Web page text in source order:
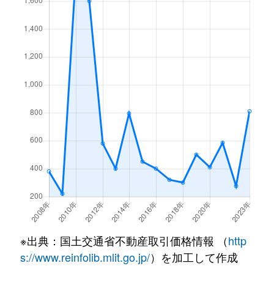
※出典：国土交通省不動産取引価格情報 （http
s://www.reinfolib.mlit.go.jp/）を加工して作成